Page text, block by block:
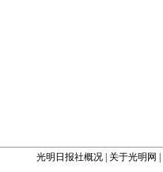
光明日报社概况 关于光明网